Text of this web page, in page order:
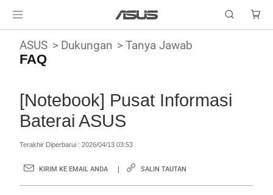
ASUS Dukungan Tanya Jawab
FAQ
[Notebook] Pusat Informasi
Baterai ASUS
Terakhir Diperbarui : 2026/04/13 03:53
KIRIM KE EMAIL ANDA SALIN TAUTAN